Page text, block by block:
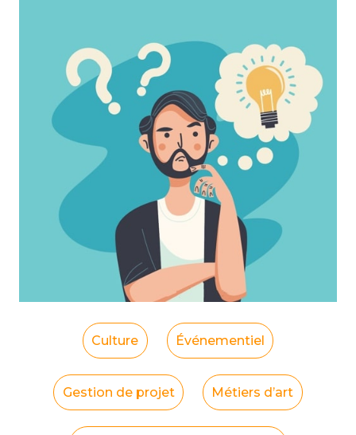
Culture Événementiel
Gestion de projet Métiers d’art